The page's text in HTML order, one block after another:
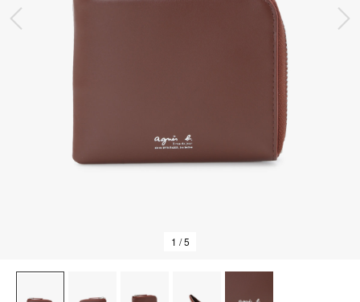
前の画像
1 / 5